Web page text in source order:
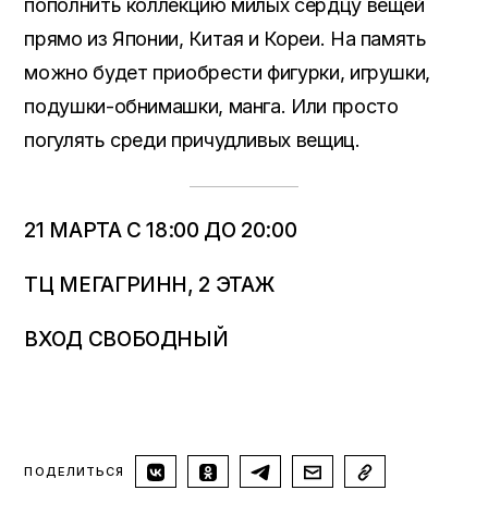
пополнить коллекцию милых сердцу вещей
прямо из Японии, Китая и Кореи. На память
можно будет приобрести фигурки, игрушки,
подушки-обнимашки, манга. Или просто
погулять среди причудливых вещиц.
21 МАРТА С 18:00 ДО 20:00
ТЦ МЕГАГРИНН, 2 ЭТАЖ
ВХОД СВОБОДНЫЙ
ПОДЕЛИТЬСЯ